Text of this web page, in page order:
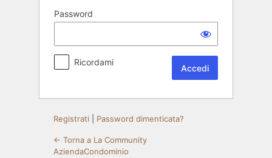
Password
Ricordami
Registrati Password dimenticata?
← Torna a La Community
AziendaCondominio